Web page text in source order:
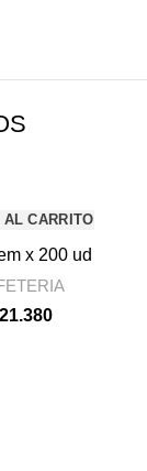
AL CARRITO
x 200 ud
21.380